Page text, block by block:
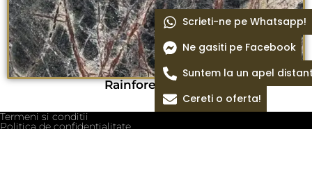
Rainforest green
Termeni si conditii
Politica de confidentialitate
Scrieti-ne pe Whatsapp!
Ne gasiti pe Facebook
Suntem la un apel
Cereti o oferta!